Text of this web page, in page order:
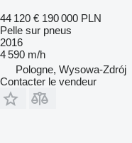
44 120 € 190 000 PLN
Pelle sur pneus
2016
4 590 m/h
Pologne, Wysowa-Zdrój
Contacter le vendeur